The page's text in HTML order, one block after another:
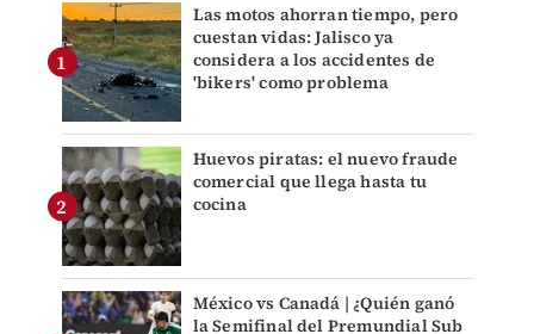
Las motos ahorran tiempo, pero
cuestan vidas: Jalisco ya
considera a los accidentes de
'bikers' como problema
Huevos piratas: el nuevo fraude
comercial que llega hasta tu
cocina
México vs Canadá | ¿Quién ganó
la Semifinal del Premundial Sub